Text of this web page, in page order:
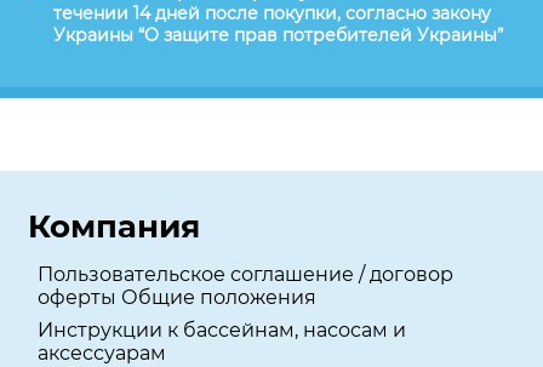
течении 14 дней после покупки, согласно закону
Украины “О защите прав потребителей Украины”
Компания
Пользовательское соглашение / договор
оферты Общие положения
Инструкции к бассейнам, насосам и
аксессуарам